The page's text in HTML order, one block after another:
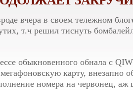
вчера в своем тележном
т.ч решил тиснуть
обыкновенного обнала с
карту, внезапно
номера на червонец, аж